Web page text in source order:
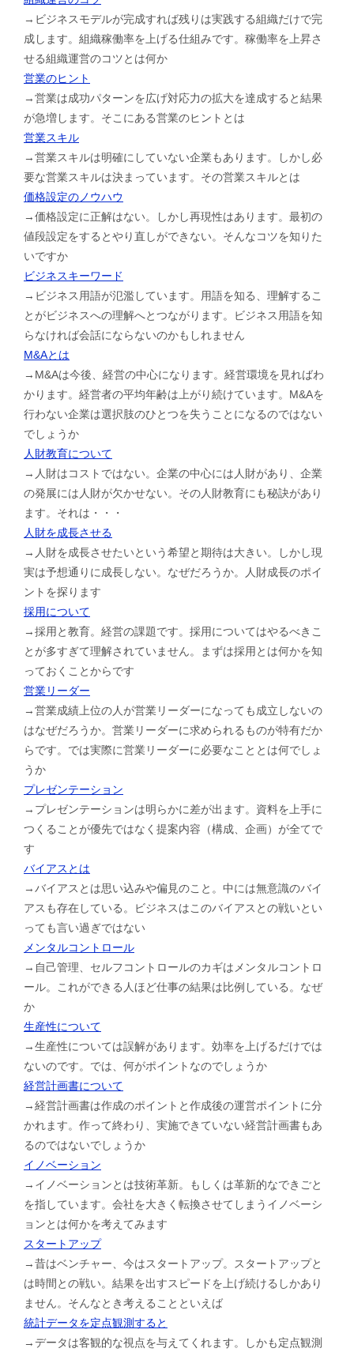
→ビジネスモデルが完成すれば残りは実践する組織だけで完
成します。組織稼働率を上げる仕組みです。稼働率を上昇さ
せる組織運営のコツとは何か
営業のヒント
→営業は成功パターンを広げ対応力の拡大を達成すると結果
が急増します。そこにある営業のヒントとは
営業スキル
→営業スキルは明確にしていない企業もあります。しかし必
要な営業スキルは決まっています。その営業スキルとは
価格設定のノウハウ
→価格設定に正解はない。しかし再現性はあります。最初の
値段設定をするとやり直しができない。そんなコツを知りた
いですか
ビジネスキーワード
→ビジネス用語が氾濫しています。用語を知る、理解するこ
とがビジネスへの理解へとつながります。ビジネス用語を知
らなければ会話にならないのかもしれません
M&Aとは
→M&Aは今後、経営の中心になります。経営環境を見ればわ
かります。経営者の平均年齢は上がり続けています。M&Aを
行わない企業は選択肢のひとつを失うことになるのではない
でしょうか
人財教育について
→人財はコストではない。企業の中心には人財があり、企業
の発展には人財が欠かせない。その人財教育にも秘訣があり
ます。それは・・・
人財を成長させる
→人財を成長させたいという希望と期待は大きい。しかし現
実は予想通りに成長しない。なぜだろうか。人財成長のポイ
ントを探ります
採用について
→採用と教育。経営の課題です。採用についてはやるべきこ
とが多すぎて理解されていません。まずは採用とは何かを知
っておくことからです
営業リーダー
→営業成績上位の人が営業リーダーになっても成立しないの
はなぜだろうか。営業リーダーに求められるものが特有だか
らです。では実際に営業リーダーに必要なこととは何でしょ
うか
プレゼンテーション
→プレゼンテーションは明らかに差が出ます。資料を上手に
つくることが優先ではなく提案内容（構成、企画）が全てで
す
バイアスとは
→バイアスとは思い込みや偏見のこと。中には無意識のバイ
アスも存在している。ビジネスはこのバイアスとの戦いとい
っても言い過ぎではない
メンタルコントロール
→自己管理、セルフコントロールのカギはメンタルコントロ
ール。これができる人ほど仕事の結果は比例している。なぜ
か
生産性について
→生産性については誤解があります。効率を上げるだけでは
ないのです。では、何がポイントなのでしょうか
経営計画書について
→経営計画書は作成のポイントと作成後の運営ポイントに分
かれます。作って終わり、実施できていない経営計画書もあ
るのではないでしょうか
イノベーション
→イノベーションとは技術革新。もしくは革新的なできごと
を指しています。会社を大きく転換させてしまうイノベーシ
ョンとは何かを考えてみます
スタートアップ
→昔はベンチャー、今はスタートアップ。スタートアップと
は時間との戦い。結果を出すスピードを上げ続けるしかあり
ません。そんなとき考えることといえば
統計データを定点観測すると
→データは客観的な視点を与えてくれます。しかも定点観測